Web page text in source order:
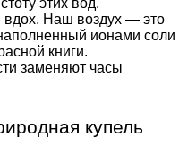
этих вод.
вдох. Наш воздух — это
ионами соли
книги.
заменяют часы
купель